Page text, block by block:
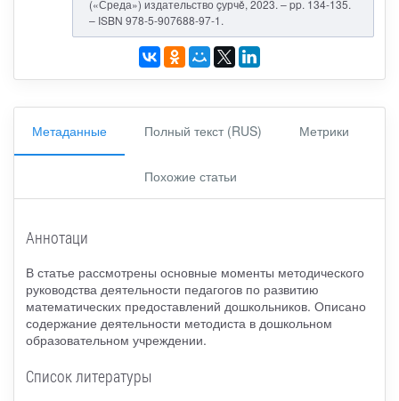
(«Среда») издательство çурчě, 2023. – pp. 134-135.
– ISBN 978-5-907688-97-1.
Метаданные Полный текст (RUS) Метрики
Похожие статьи
Аннотаци
В статье рассмотрены основные моменты методического
руководства деятельности педагогов по развитию
математических предоставлений дошкольников. Описано
содержание деятельности методиста в дошкольном
образовательном учреждении.
Список литературы